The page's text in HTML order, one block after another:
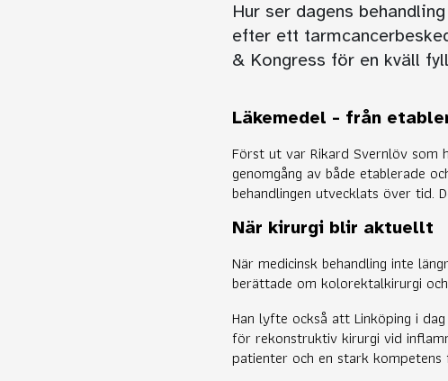
Hur ser dagens
efter ett
& Kongress för en kväll
Läkemedel - från
Först ut var Rikard Svernlöv som
genomgång av både etablerade
behandlingen utvecklats över tid.
När kirurgi blir aktuellt
När medicinsk behandling inte
berättade om kolorektalkirurgi
Han lyfte också att Linköping i
för rekonstruktiv kirurgi vid
patienter och en stark kompetens